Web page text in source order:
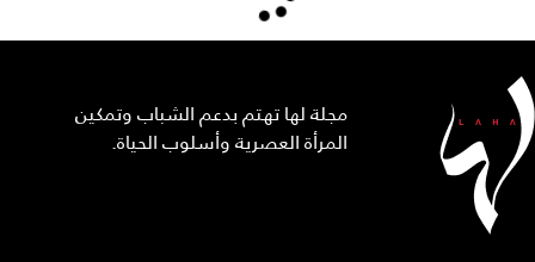
مجلة لها تهتم بدعم الشباب وتمكين
المرأة العصرية وأسلوب الحياة.